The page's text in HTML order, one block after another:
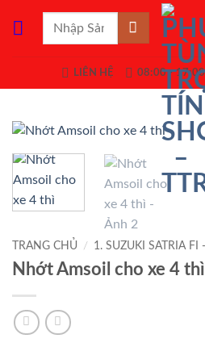
LIÊN HỆ 08:00 - 17:00
TRANG CHỦ / 1. SUZUKI SATRIA FI
Nhớt Amsoil cho xe 4 thì